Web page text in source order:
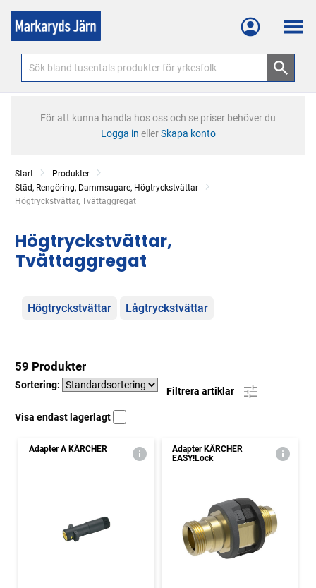
Meny
För att kunna handla hos oss och se priser behöver du
Logga in ellerSkapa konto
Start
Produkter
Städ, Rengöring, Dammsugare, Högtryckstvättar
Current:
Högtryckstvättar, Tvättaggregat
Högtryckstvättar,
Tvättaggregat
Kategorier
Högtryckstvättar Lågtryckstvättar
59 Produkter
Sortering:
Filtrera artiklar
Visa endast lagerlagt
Adapter A KÄRCHER
Adapter KÄRCHER
EASY!Lock